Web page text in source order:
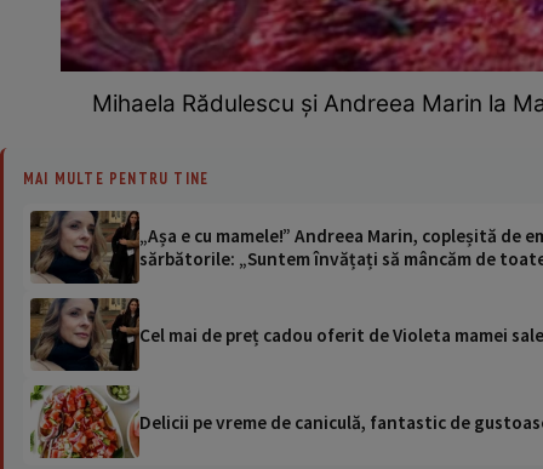
Mihaela Rădulescu și Andreea Marin la
MAI MULTE PENTRU TINE
„Așa e cu mamele!” Andreea Marin, copleșită de
sărbătorile: „Suntem învățați să mâncăm de
Cel mai de preț cadou oferit de Violeta mamei
Delicii pe vreme de caniculă, fantastic de